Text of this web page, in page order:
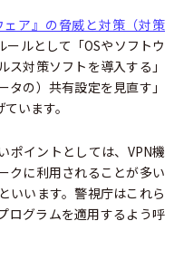
ア』の脅威と対策（対策
ールとして「OSやソフトウ
対策ソフトを導入する」
タの）共有設定を見直す」
います。
ポイントとしては、VPN機
クに利用されることが多い
いいます。警視庁はこれら
ログラムを適用するよう呼